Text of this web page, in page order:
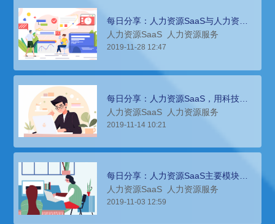
每日分享：人力资源SaaS与人力资源
系统分别适合哪些企业？
人力资源SaaS 人力资源服务
2019-11-28 12:47
每日分享：人力资源SaaS，用科技解
放企业HR
人力资源SaaS 人力资源服务
2019-11-14 10:21
每日分享：人力资源SaaS主要模块以
及能为企业带来的价值
人力资源SaaS 人力资源服务
2019-11-03 12:59